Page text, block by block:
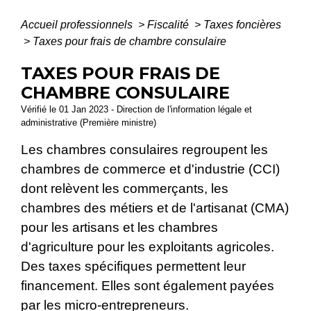
Accueil professionnels > Fiscalité > Taxes foncières
> Taxes pour frais de chambre consulaire
TAXES POUR FRAIS DE
CHAMBRE CONSULAIRE
Vérifié le 01 Jan 2023 - Direction de l'information légale et
administrative (Première ministre)
Les chambres consulaires regroupent les
chambres de commerce et d'industrie (CCI)
dont relèvent les commerçants, les
chambres des métiers et de l'artisanat (CMA)
pour les artisans et les chambres
d'agriculture pour les exploitants agricoles.
Des taxes spécifiques permettent leur
financement. Elles sont également payées
par les micro-entrepreneurs.